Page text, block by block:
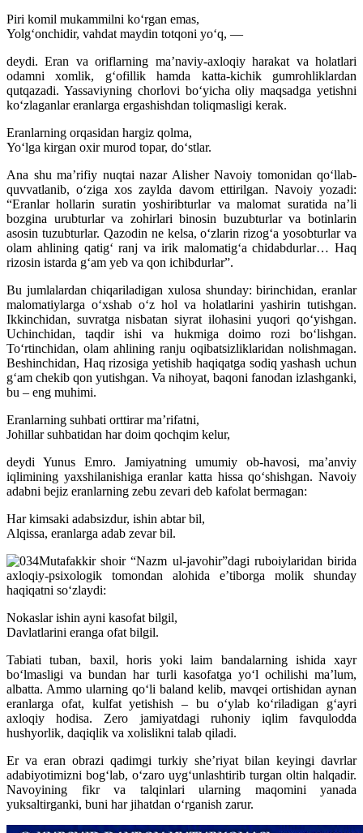
Piri komil mukammilni koʻrgan emas,
Yolgʻonchidir, vahdat maydin totqoni yoʻq, —
deydi. Eran va oriflarning maʼnaviy-axloqiy harakat va holatlari
odamni xomlik, gʻofillik hamda katta-kichik gumrohliklardan
qutqazadi. Yassaviyning chorlovi boʻyicha oliy maqsadga yetishni
koʻzlaganlar eranlarga ergashishdan toliqmasligi kerak.
Eranlarning orqasidan hargiz qolma,
Yoʻlga kirgan oxir murod topar, doʻstlar.
Ana shu maʼrifiy nuqtai nazar Alisher Navoiy tomonidan qoʻllab-
quvvatlanib, oʻziga xos zaylda davom ettirilgan. Navoiy yozadi:
“Eranlar hollarin suratin yoshiribturlar va malomat suratida naʼli
bozgina urubturlar va zohirlari binosin buzubturlar va botinlarin
asosin tuzubturlar. Qazodin ne kelsa, oʻzlarin rizogʻa yosobturlar va
olam ahlining qatigʻ ranj va irik malomatigʻa chidabdurlar… Haq
rizosin istarda gʻam yeb va qon ichibdurlar”.
Bu jumlalardan chiqariladigan xulosa shunday: birinchidan, eranlar
malomatiylarga oʻxshab oʻz hol va holatlarini yashirin tutishgan.
Ikkinchidan, suvratga nisbatan siyrat ilohasini yuqori qoʻyishgan.
Uchinchidan, taqdir ishi va hukmiga doimo rozi boʻlishgan.
Toʻrtinchidan, olam ahlining ranju oqibatsizliklaridan nolishmagan.
Beshinchidan, Haq rizosiga yetishib haqiqatga sodiq yashash uchun
gʻam chekib qon yutishgan. Va nihoyat, baqoni fanodan izlashganki,
bu – eng muhimi.
Eranlarning suhbati orttirar maʼrifatni,
Johillar suhbatidan har doim qochqim kelur,
deydi Yunus Emro. Jamiyatning umumiy ob-havosi, maʼanviy
iqlimining yaxshilanishiga eranlar katta hissa qoʻshishgan. Navoiy
adabni bejiz eranlarning zebu zevari deb kafolat bermagan:
Har kimsaki adabsizdur, ishin abtar bil,
Alqissa, eranlarga adab zevar bil.
Mutafakkir shoir “Nazm ul-javohir”dagi ruboiylaridan birida
axloqiy-psixologik tomondan alohida eʼtiborga molik shunday
haqiqatni soʻzlaydi:
Nokaslar ishin ayni kasofat bilgil,
Davlatlarini eranga ofat bilgil.
Tabiati tuban, baxil, horis yoki laim bandalarning ishida xayr
boʻlmasligi va bundan har turli kasofatga yoʻl ochilishi maʼlum,
albatta. Ammo ularning qoʻli baland kelib, mavqei ortishidan aynan
eranlarga ofat, kulfat yetishish – bu oʻylab koʻriladigan gʻayri
axloqiy hodisa. Zero jamiyatdagi ruhoniy iqlim favqulodda
hushyorlik, daqiqlik va xolislikni talab qiladi.
Er va eran obrazi qadimgi turkiy sheʼriyat bilan keyingi davrlar
adabiyotimizni bogʻlab, oʻzaro uygʻunlashtirib turgan oltin halqadir.
Navoyining fikr va talqinlari ularning maqomini yanada
yuksaltirganki, buni har jihatdan oʻrganish zarur.